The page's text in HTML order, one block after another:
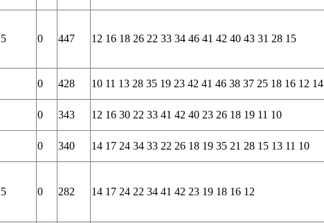
5 0 447 12 16 18 26 22 33 34 46 41 42 40 43 31 28 15
0 428 10 11 13 28 35 19 23 42 41 46 38 37 25 18 16 12 14
0 343 12 16 30 22 33 41 42 40 23 26 18 19 11 10
0 340 14 17 24 34 33 22 26 18 19 35 21 28 15 13 11 10
5 0 282 14 17 24 22 34 41 42 23 19 18 16 12